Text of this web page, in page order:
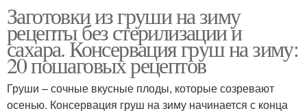
Заготовки из груши на зиму
рецепты без стерилизации и
сахара. Консервация груш на зиму:
20 пошаговых рецептов
Груши – сочные вкусные плоды, которые созревают
осенью. Консервация груш на зиму начинается с конца